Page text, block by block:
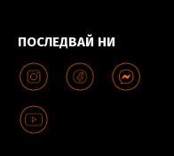
ПОСЛЕДВАЙ НИ